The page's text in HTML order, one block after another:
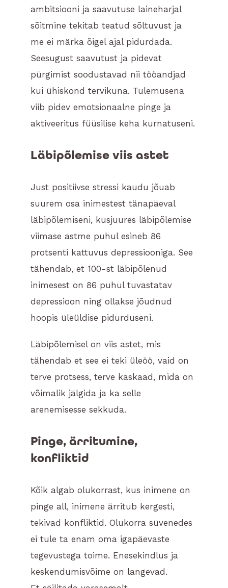
ambitsiooni ja saavutuse laineharjal
sõitmine tekitab teatud sõltuvust ja
me ei märka õigel ajal pidurdada.
Seesugust saavutust ja pidevat
pürgimist soodustavad nii tööandjad
kui ühiskond tervikuna. Tulemusena
viib pidev emotsionaalne pinge ja
aktiveeritus füüsilise keha kurnatuseni.
Läbipõlemise viis astet
Just positiivse stressi kaudu jõuab
suurem osa inimestest tänapäeval
läbipõlemiseni, kusjuures läbipõlemise
viimase astme puhul esineb 86
protsenti kattuvus depressiooniga. See
tähendab, et 100-st läbipõlenud
inimesest on 86 puhul tuvastatav
depressioon ning ollakse jõudnud
hoopis üleüldise pidurduseni.
Läbipõlemisel on viis astet, mis
tähendab et see ei teki üleöö, vaid on
terve protsess, terve kaskaad, mida on
võimalik jälgida ja ka selle
arenemisesse sekkuda.
Pinge, ärritumine,
konfliktid
Kõik algab olukorrast, kus inimene on
pinge all, inimene ärritub kergesti,
tekivad konfliktid. Olukorra süvenedes
ei tule ta enam oma igapäevaste
tegevustega toime. Enesekindlus ja
keskendumisvõime on langevad.